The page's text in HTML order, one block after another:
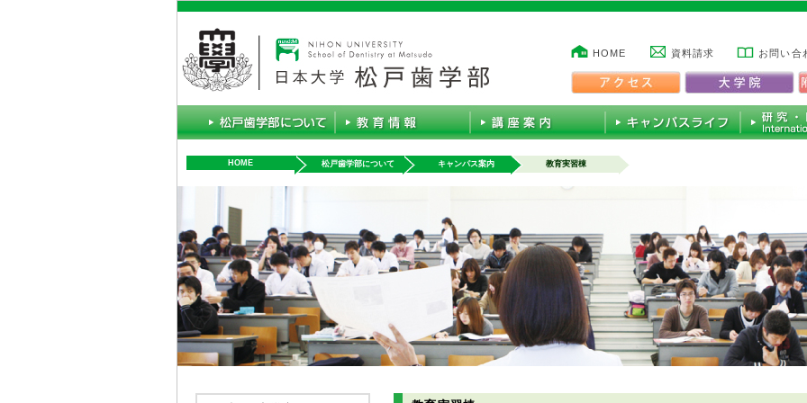
HOME 資料請求 お問い合
HOME 松戸歯学部について キャンパス案内 教育実習棟